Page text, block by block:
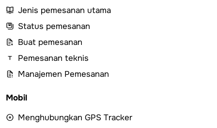
Jenis pemesanan utama
Status pemesanan
Buat pemesanan
Pemesanan teknis
Manajemen Pemesanan
Mobil
Menghubungkan GPS Tracker